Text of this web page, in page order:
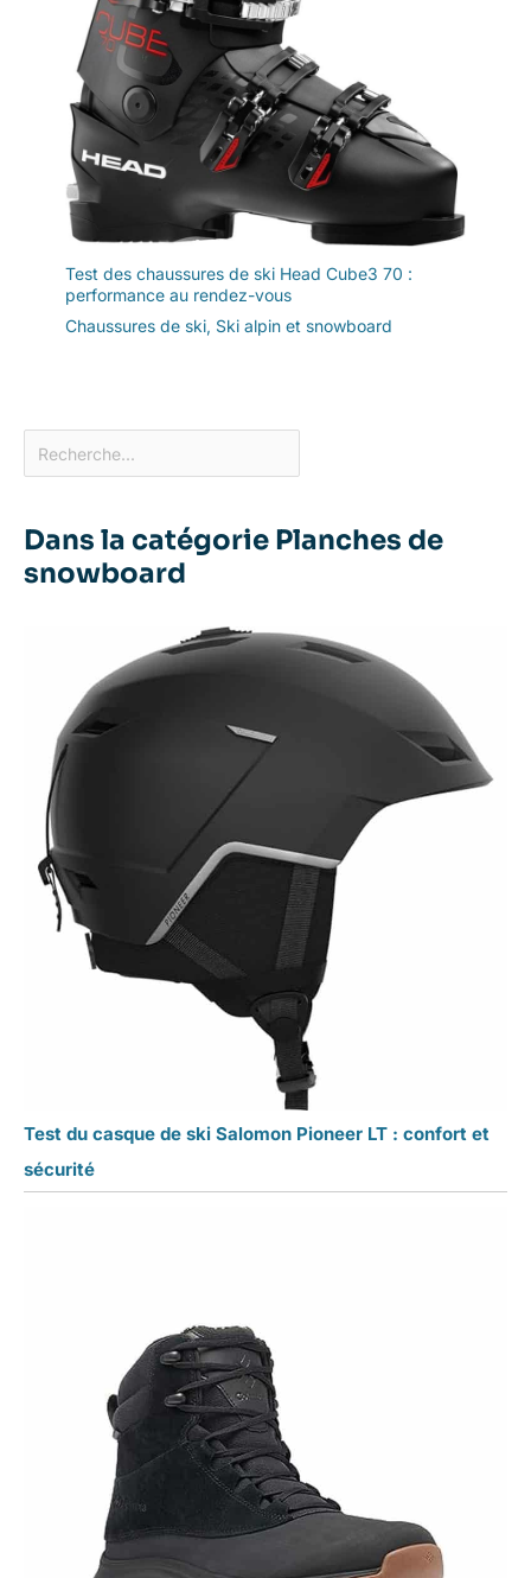
Test des chaussures de ski Head Cube3 70 :
performance au rendez-vous
Chaussures de ski, Ski alpin et snowboard
Dans la catégorie Planches de
snowboard
Test du casque de ski Salomon Pioneer LT : confort et
sécurité